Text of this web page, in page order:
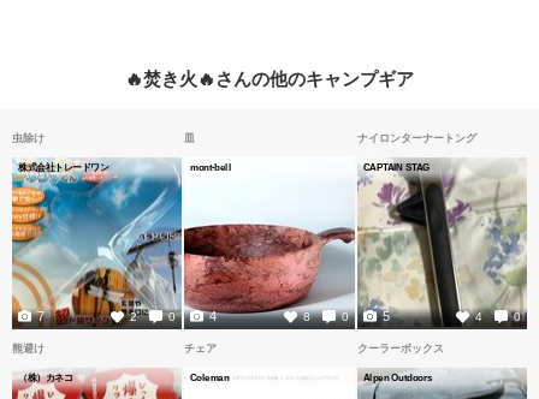
🔥焚き火🔥さんの他のキャンプギア
虫除け
株式会社トレードワン
2 0
7
皿
mont-bell
8 0
4
ナイロンターナートング
CAPTAIN STAG
4 0
5
熊避け
（株）カネコ
チェア
Coleman
クーラーボックス
Alpen Outdoors